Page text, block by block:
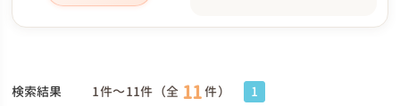
検索結果 1件～11件（全 11件） 1